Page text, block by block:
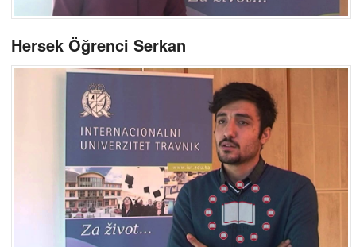
Hersek Öğrenci Serkan